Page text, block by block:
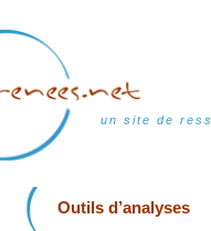
un site de
Outils d’analyses